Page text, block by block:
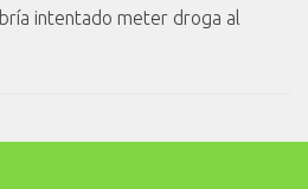
intentado meter droga al